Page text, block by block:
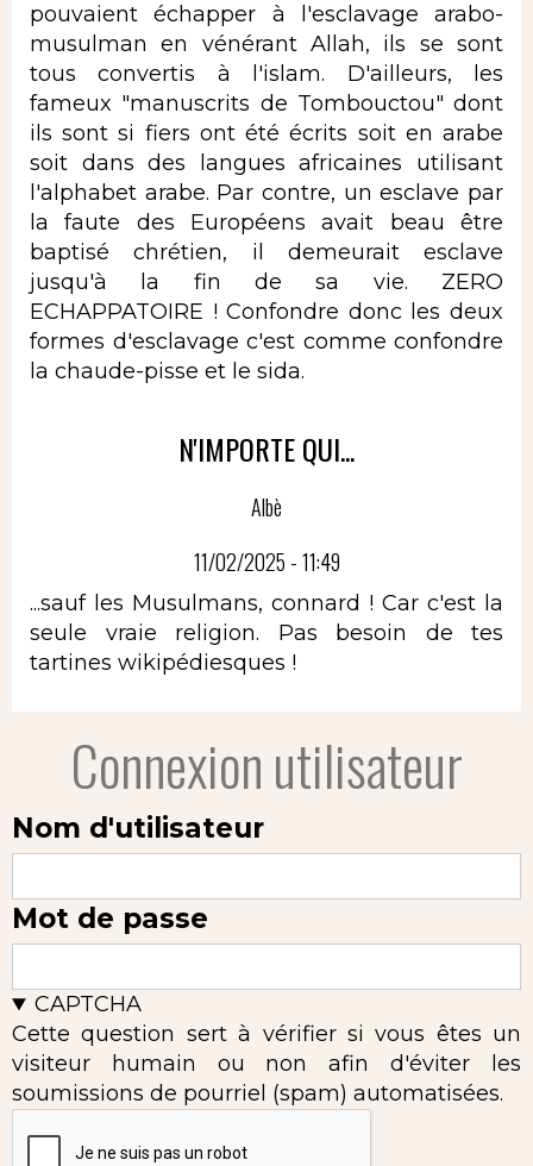
pouvaient échapper à l'esclavage arabo-
musulman en vénérant Allah, ils se sont
tous convertis à l'islam. D'ailleurs, les
fameux "manuscrits de Tombouctou" dont
ils sont si fiers ont été écrits soit en arabe
soit dans des langues africaines utilisant
l'alphabet arabe. Par contre, un esclave par
la faute des Européens avait beau être
baptisé chrétien, il demeurait esclave
jusqu'à la fin de sa vie. ZERO
ECHAPPATOIRE ! Confondre donc les deux
formes d'esclavage c'est comme confondre
la chaude-pisse et le sida.
N'IMPORTE QUI...
Albè
11/02/2025 - 11:49
...sauf les Musulmans, connard ! Car c'est la
seule vraie religion. Pas besoin de tes
tartines wikipédiesques !
Connexion utilisateur
Nom d'utilisateur
Mot de passe
CAPTCHA
Cette question sert à vérifier si vous êtes un
visiteur humain ou non afin d'éviter les
soumissions de pourriel (spam) automatisées.